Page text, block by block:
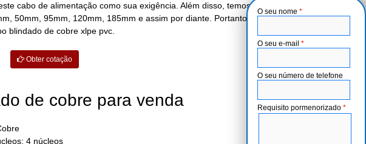
cabo de alimentação como sua exigência. Além disso, temos venda quente de fio
50mm, 95mm, 120mm, 185mm e assim por diante. Portanto, por favor, deixe o
blindado de cobre xlpe pvc.
Obter cotação
de cobre para venda
4 núcleos
O seu nome *
O seu e-mail *
O seu número de telefone
Requisito pormenorizado *